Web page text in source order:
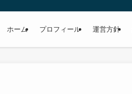
ホーム プロフィール 運営方針